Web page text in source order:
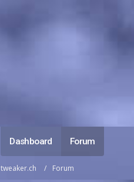
Dashboard Forum
tweaker.ch Forum